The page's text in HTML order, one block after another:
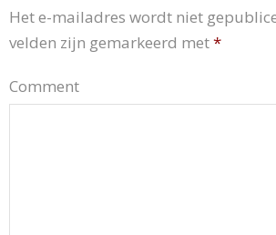
Het e-mailadres wordt niet
velden zijn gemarkeerd met*
Comment